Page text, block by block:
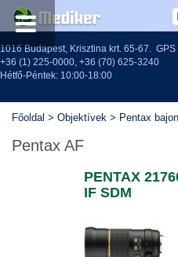
1016 Budapest, Krisztina krt. 65-67. GPS
+36 (1) 225-0000, +36 (70) 625-3240
Hétfő-Péntek: 10:00-18:00
Főoldal > Objektívek > Pentax
Pentax AF
PENTAX
IF SDM